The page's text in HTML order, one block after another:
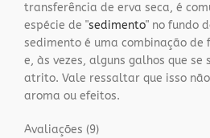
transferência de erva seca, é
espécie de "sedimento" no fundo
sedimento é uma combinação de
e, às vezes, alguns galhos que
atrito. Vale ressaltar que isso
aroma ou efeitos.
Avaliações (9)